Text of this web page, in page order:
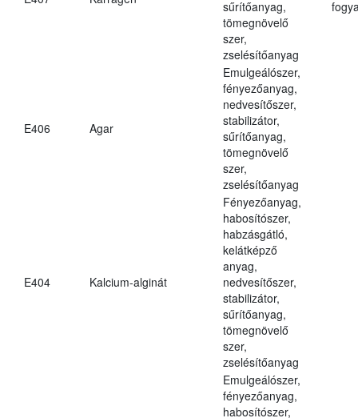
sűrítőanyag,
tömegnövelő
szer,
zselésítőanyag
E406 Agar
Emulgeálószer,
fényezőanyag,
nedvesítőszer,
stabilizátor,
sűrítőanyag,
tömegnövelő
szer,
zselésítőanyag
E404 Kalcium-alginát
Fényezőanyag,
habosítószer,
habzásgátló,
kelátképző
anyag,
nedvesítőszer,
stabilizátor,
sűrítőanyag,
tömegnövelő
szer,
zselésítőanyag
Emulgeálószer,
fényezőanyag,
habosítószer,